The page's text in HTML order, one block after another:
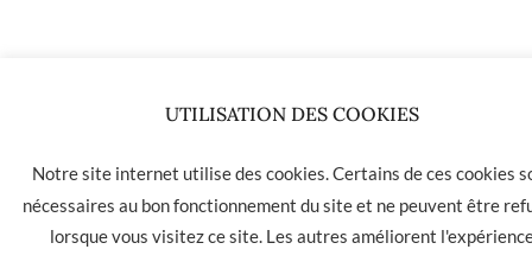
UTILISATION DES COOKIES
Notre site internet utilise des cookies. Certains de ces cookies
nécessaires au bon fonctionnement du site et ne peuvent être
lorsque vous visitez ce site. Les autres améliorent